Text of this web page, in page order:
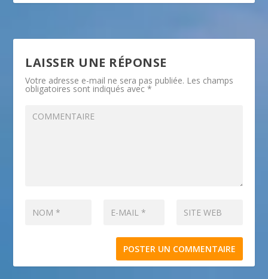
LAISSER UNE RÉPONSE
Votre adresse e-mail ne sera pas publiée. Les champs
obligatoires sont indiqués avec*